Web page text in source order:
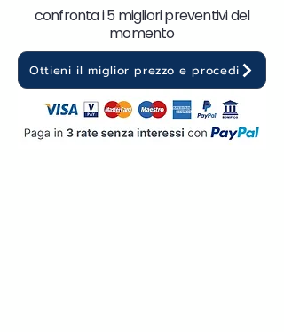
confronta i 5 migliori preventivi del
momento
Ottieni il miglior prezzo e procedi